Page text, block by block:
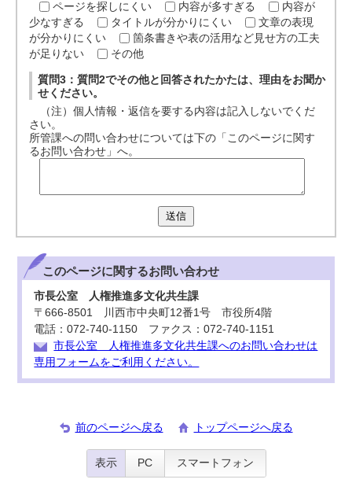
ページを探しにくい
内容が多すぎる
内容が
少なすぎる
タイトルが分かりにくい
文章の表現
が分かりにくい
箇条書きや表の活用など見せ方の工夫
が足りない
その他
質問3：質問2でその他と回答されたかたは、理由をお聞か
せください。
（注）個人情報・返信を要する内容は記入しないでくだ
さい。
所管課への問い合わせについては下の「このページに関す
るお問い合わせ」へ。
送信
このページに関するお問い合わせ
市長公室 人権推進多文化共生課
〒666-8501 川西市中央町12番1号 市役所4階
電話：072-740-1150 ファクス：072-740-1151
市長公室 人権推進多文化共生課へのお問い合わせは
専用フォームをご利用ください。
前のページへ戻る トップページへ戻る
表示 PC スマートフォン